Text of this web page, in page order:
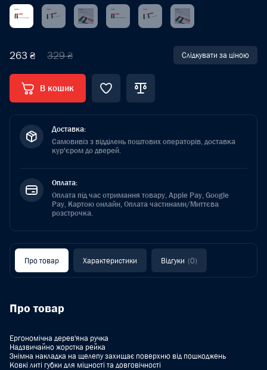
263 ₴ 329 ₴ Слідкувати за ціною
В кошик
Доставка:
Самовивіз з відділень поштових операторів, доставка
кур'єром до дверей.
Оплата:
Оплата під час отримання товару, Apple Pay, Google
Pay, Картою онлайн, Оплата частинами/Миттєва
розстрочка.
Про товар Характеристики Відгуки (0)
Про товар
Ергономічна дерев'яна ручка
Надзвичайно жорстка рейка
Знімна накладка на щелепу захищає поверхню від пошкоджень
Ковкі литі губки для міцності та довговічності